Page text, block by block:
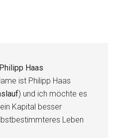
Philipp Haas
ist Philipp Haas
) und ich möchte es
Kapital besser
Leben